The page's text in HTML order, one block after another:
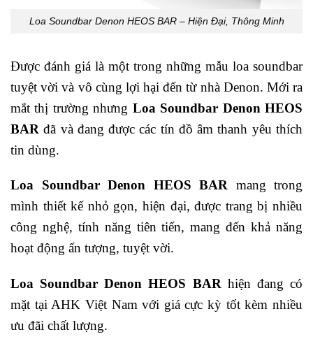
Loa Soundbar Denon HEOS BAR – Hiện Đại, Thông Minh
Được đánh giá là một trong những mẫu loa soundbar
tuyệt vời và vô cùng lợi hại đến từ nhà Denon. Mới ra
mắt thị trường nhưng Loa Soundbar Denon HEOS
BAR đã và đang được các tín đồ âm thanh yêu thích
tin dùng.
Loa Soundbar Denon HEOS BAR mang trong
mình thiết kế nhỏ gọn, hiện đại, được trang bị nhiều
công nghệ, tính năng tiên tiến, mang đến khả năng
hoạt động ấn tượng, tuyệt vời.
Loa Soundbar Denon HEOS BAR hiện đang có
mặt tại AHK Việt Nam với giá cực kỳ tốt kèm nhiều
ưu đãi chất lượng.